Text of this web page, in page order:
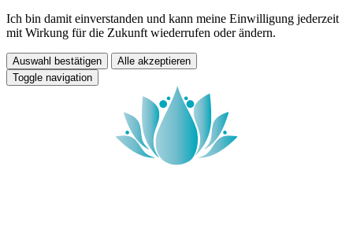
Ich bin damit einverstanden und kann meine Einwilligung jederzeit
mit Wirkung für die Zukunft wiederrufen oder ändern.
Auswahl bestätigen
Alle akzeptieren
Toggle navigation